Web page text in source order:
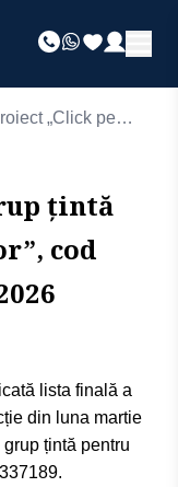
„Click pe
țintă
cod
lista finală a
din luna martie
țintă pentru